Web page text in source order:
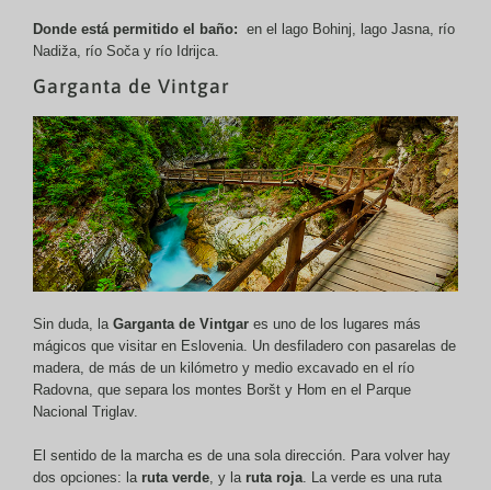
Donde está permitido el baño: en el lago Bohinj, lago Jasna, río
Nadiža, río Soča y río Idrijca.
Garganta de Vintgar
Sin duda, la Garganta de Vintgar es uno de los lugares más
mágicos que visitar en Eslovenia. Un desfiladero con pasarelas de
madera, de más de un kilómetro y medio excavado en el río
Radovna, que separa los montes Boršt y Hom en el Parque
Nacional Triglav.
El sentido de la marcha es de una sola dirección. Para volver hay
dos opciones: la ruta verde, y la ruta roja. La verde es una ruta